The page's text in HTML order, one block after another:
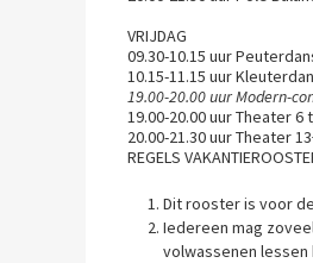
VRIJDAG
09.30-10.15 uur
10.15-11.15 uur
19.00-20.00 uur
19.00-20.00
20.00-
REGELS
Dit rooster is voor
Iedereen mag
volwassenen